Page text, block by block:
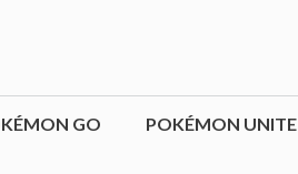
GO POKÉMON UNITE